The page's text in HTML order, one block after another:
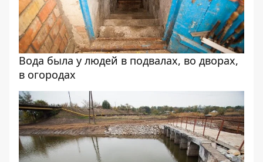
Вода была у людей в подвалах, во дворах,
в огородах